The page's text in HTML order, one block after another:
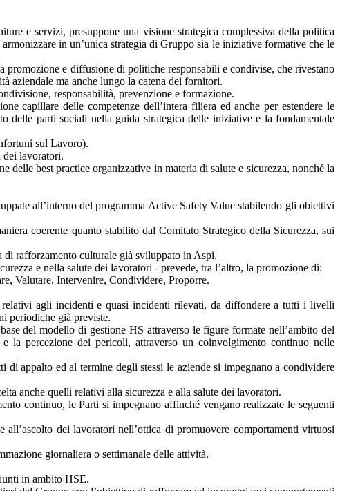
e servizi, presuppone una visione strategica complessiva della politica
in un’unica strategia di Gruppo sia le iniziative formative che le
promozione e diffusione di politiche responsabili e condivise, che rivestano
aziendale ma anche lungo la catena dei fornitori.
responsabilità, prevenzione e formazione.
capillare delle competenze dell’intera filiera ed anche per estendere le
delle parti sociali nella guida strategica delle iniziative e la fondamentale
sul Lavoro).
dei lavoratori.
best practice organizzative in materia di salute e sicurezza, nonché la
all’interno del programma Active Safety Value stabilendo gli obiettivi
coerente quanto stabilito dal Comitato Strategico della Sicurezza, sui
rafforzamento culturale già sviluppato in Aspi.
e nella salute dei lavoratori - prevede, tra l’altro, la promozione di:
Valutare, Intervenire, Condividere, Proporre.
agli incidenti e quasi incidenti rilevati, da diffondere a tutti i livelli
periodiche già previste.
del modello di gestione HS attraverso le figure formate nell’ambito del
la percezione dei pericoli, attraverso un coinvolgimento continuo nelle
appalto ed al termine degli stessi le aziende si impegnano a condividere
anche quelli relativi alla sicurezza e alla salute dei lavoratori.
continuo, le Parti si impegnano affinché vengano realizzate le seguenti
dei lavoratori nell’ottica di promuovere comportamenti virtuosi
giornaliera o settimanale delle attività.
in ambito HSE.